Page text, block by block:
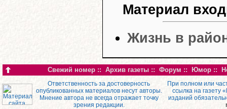
Материал
Жизнь в
Свежий номер :: Архив газеты :: Форум :: Юмор ::
Ответственность за достоверность
опубликованных материалов несут авторы.
Мнение автора не всегда отражает точку
зрения редакции.
При полном или
ссылка на газету
изданий